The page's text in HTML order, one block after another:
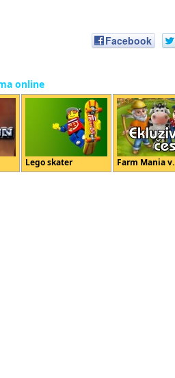
Facebook
online
Lego skater Farm Mania